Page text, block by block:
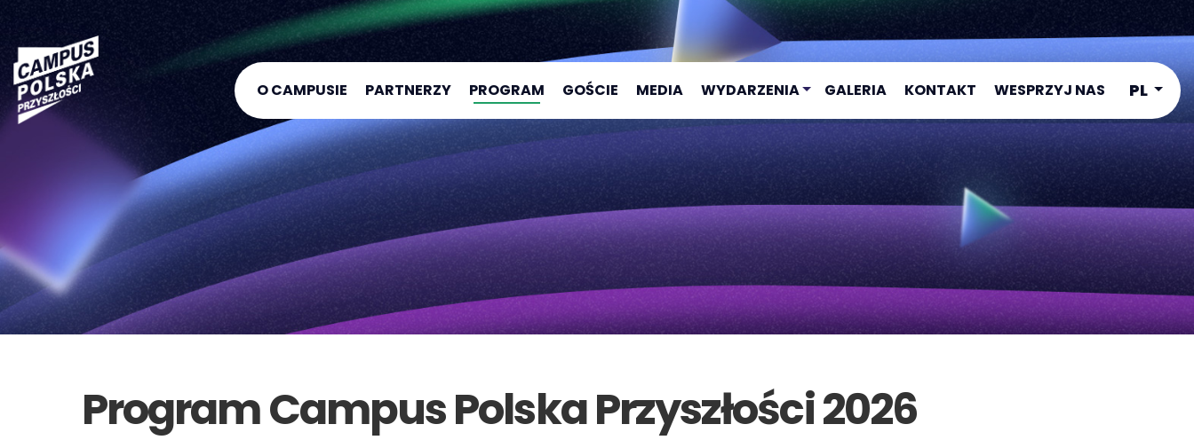
O CAMPUSIE PARTNERZY PROGRAM GOŚCIE MEDIA WYDARZENIA
CAMPUS 2022
CAMPUS 2023
CAMPUS 2024
CAMPUS ACADEMY
CAMPUS ACADEMY
2025
GALERIA KONTAKT WESPRZYJ NAS PL
Program Campus Polska Przyszłości 2026